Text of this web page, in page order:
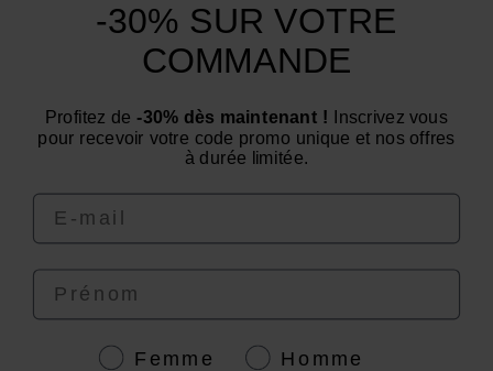
We are at your service from Monday to Friday: from 9
am to 12 pm and from 2 pm to 4 pm
4.6/5
-30% SUR VOTRE
COMMANDE
Profitez de -30% dès maintenant ! Inscrivez vous
pour recevoir votre code promo unique et nos offres
à durée limitée.
Email
Prénom
GenreFemme Homme